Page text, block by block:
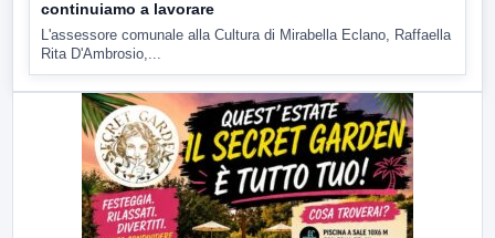
continuiamo a lavorare
L'assessore comunale alla Cultura di Mirabella Eclano, Raffaella
Rita D'Ambrosio,...